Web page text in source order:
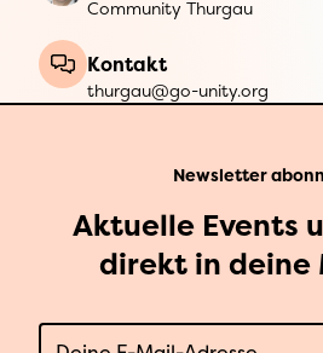
Community Thurgau
Kontakt
thurgau@go-unity.org
Newsletter
Aktuelle Events
direkt in deine
E-Mail